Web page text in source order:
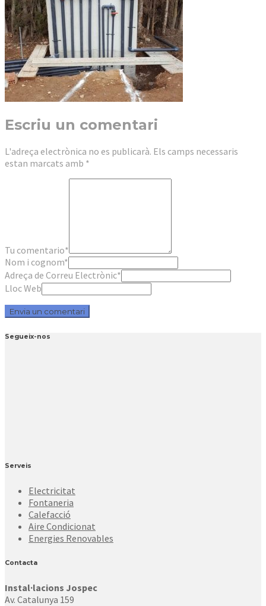
Escriu un comentari
L'adreça electrònica no es publicarà. Els camps necessaris
estan marcats amb *
Tu comentario*
Nom i cognom*
Adreça de Correu Electrònic*
Lloc Web
Segueix-nos
Serveis
Electricitat
Fontaneria
Calefacció
Aire Condicionat
Energies Renovables
Contacta
Instal·lacions Jospec
Av. Catalunya 159